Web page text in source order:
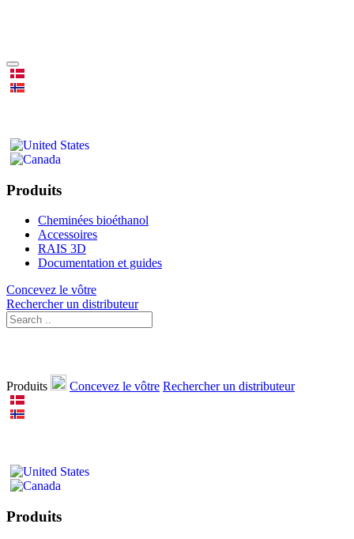
Produits
Cheminées bioéthanol
Accessoires
RAIS 3D
Documentation et guides
Concevez le vôtre
Rechercher un distributeur
Produits Concevez le vôtre Rechercher un distributeur
Produits